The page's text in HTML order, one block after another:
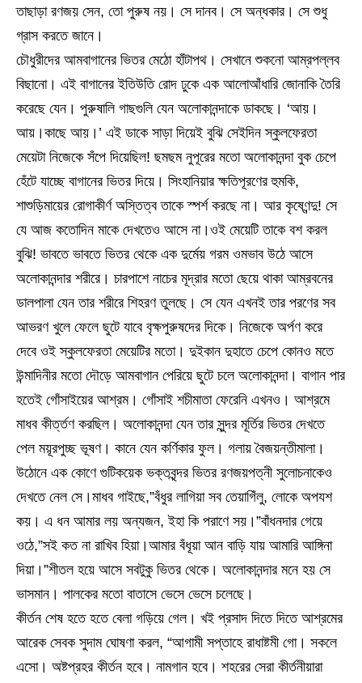
তাছাড়া রণজয় সেন, তো পুরুষ নয়। সে দানব। সে অন্ধকার। সে শুধু
গ্রাস করতে জানে।
চৌধুরীদের আমবাগানের ভিতর মেঠো হাঁটাপথ। সেখানে শুকনো আম্রপল্লব
বিছানো। এই বাগানের ইতিউতি রোদ ঢুকে এক আলোআঁধারি জোনাকি তৈরি
করেছে যেন। পুরুষালি গাছগুলি যেন অলোকানন্দাকে ডাকছে। ‘আয়।
আয়।কাছে আয়।’ এই ডাকে সাড়া দিয়েই বুঝি সেইদিন স্কুলফেরতা
মেয়েটা নিজেকে সঁপে দিয়েছিল! ছমছম নুপূরের মতো অলোকানন্দা বুক চেপে
হেঁটে যাচ্ছে বাগানের ভিতর দিয়ে। সিংহানিয়ার ক্ষতিপূরণের হুমকি,
শাশুড়িমায়ের রোগাকীর্ণ অস্তিত্ব তাকে স্পর্শ করছে না। আর কৃষ্ণেন্দু! সে
যে আজ কতোদিন মাকে দেখতেও আসে না।ওই মেয়েটি তাকে বশ করল
বুঝি! ভাবতে ভাবতে ভিতর থেকে এক দুর্মেয় গরম ওমভাব উঠে আসে
অলোকানন্দার শরীরে। চারপাশে নাচের মূদ্রার মতো ছেয়ে থাকা আম্রবনের
ডালপালা যেন তার শরীরে শিহরণ তুলছে। সে যেন এখনই তার পরণের সব
আভরণ খুলে ফেলে ছুটে যাবে বৃক্ষপুরুষদের দিকে। নিজেকে অর্পণ করে
দেবে ওই স্কুলফেরতা মেয়েটির মতো। দুইকান দুহাতে চেপে কোনও মতে
উন্মাদিনীর মতো দৌড়ে আমবাগান পেরিয়ে ছুটে চলে অলোকানন্দা। বাগান পার
হতেই গোঁসাইয়ের আশ্রম। গোঁসাই শচীমাতা ফেরেনি এখনও। আশ্রমে
মাধব কীর্ত্তণ করছিল। অলোকানন্দা যেন তার সুন্দর মূর্তির ভিতর দেখতে
পেল ময়ূরপুচ্ছ ভূষণ। কানে যেন কর্ণিকার ফুল। গলায় বৈজয়ন্তীমালা।
উঠোনে এক কোণে গুটিকয়েক ভক্তবৃন্দর ভিতর রণজয়পত্নী সুলোচনাকেও
দেখতে নেল সে।মাধব গাইছে,”বঁধুর লাগিয়া সব তেয়াগিঁলু, লোকে অপযশ
কয়। এ ধন আমার লয় অন্যজন, ইহা কি পরাণে সয়।”বাঁধনদার গেয়ে
ওঠে,”সই কত না রাখিব হিয়া।আমার বঁধূয়া আন বাড়ি যায় আমারি আঙ্গিনা
দিয়া।”শীতল হয়ে আসে সবটুকু ভিতর থেকে। অলোকানন্দার মনে হয় সে
ভাসমান। পালকের মতো বাতাসে ভেসে ভেসে চলেছে।
কীর্তন শেষ হতে হতে বেলা গড়িয়ে গেল। খই প্রসাদ দিতে দিতে আশ্রমের
আরেক সেবক সুদাম ঘোষণা করল, “আগামী সপ্তাহে রাধাষ্টমী গো। সকলে
এসো। অষ্টপ্রহর কীর্তন হবে। নামগান হবে। শহরের সেরা কীর্তনীয়ারা